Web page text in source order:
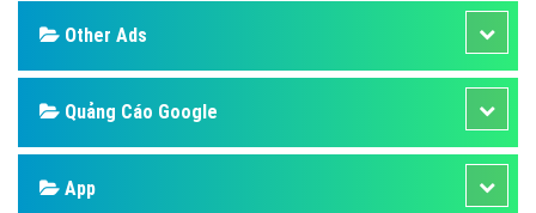
SEO
Banner
Facebook